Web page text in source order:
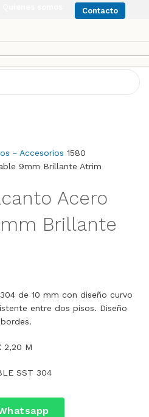
Contacto
- Accesorios 1580
9mm Brillante Atrim
Acero
Brillante
de 10 mm con diseño curvo
entre dos pisos. Diseño
2,20 M
SST 304